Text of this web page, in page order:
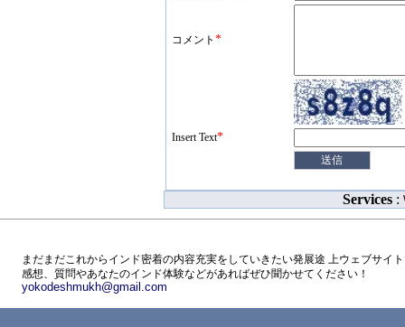
コメント *
Insert Text*
Services :
まだまだこれからインド密着の内容充実をしていきたい発展途 上ウェブサイ
感想、質問やあなたのインド体験などがあればぜひ聞かせてください！
yokodeshmukh@gmail.com